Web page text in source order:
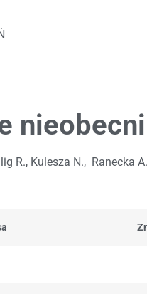
R., Kulesza N., Ranecka